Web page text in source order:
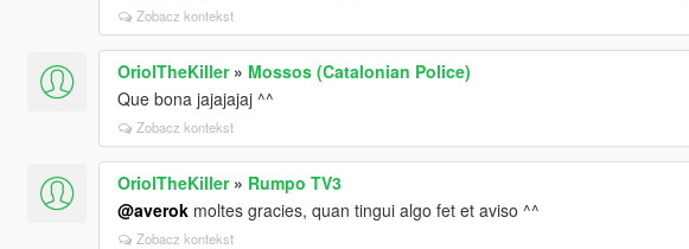
Zobacz kontekst
OriolTheKiller» Mossos (Catalonian Police)
Que bona jajajajaj ^^
Zobacz kontekst
OriolTheKiller» Rumpo TV3
@averokmoltes gracies, quan tingui algo fet et aviso ^^
Zobacz kontekst